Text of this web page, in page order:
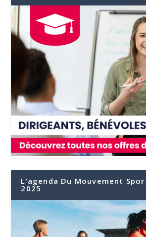
L’agenda Du Mouvement
2025